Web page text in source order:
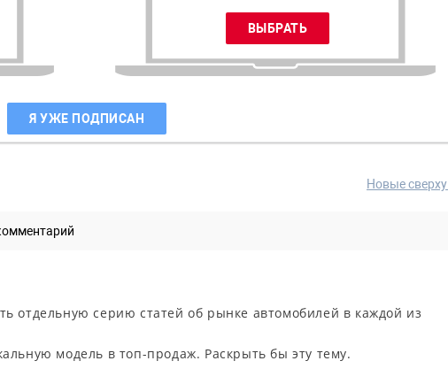
Я УЖЕ ПОДПИСАН
Новые сверху
отдельную серию статей об рынке автомобилей в каждой из
модель в топ-продаж. Раскрыть бы эту тему.